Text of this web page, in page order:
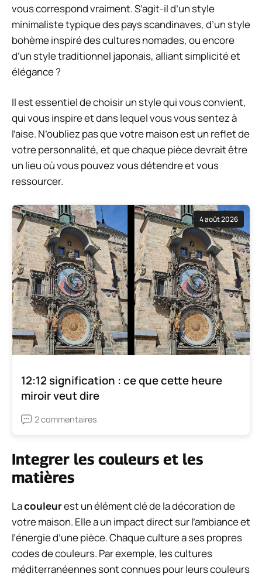
vous correspond vraiment. S’agit-il d’un style
minimaliste typique des pays scandinaves, d’un style
bohème inspiré des cultures nomades, ou encore
d’un style traditionnel japonais, alliant simplicité et
élégance ?
Il est essentiel de choisir un style qui vous convient,
qui vous inspire et dans lequel vous vous sentez à
l’aise. N’oubliez pas que votre maison est un reflet de
votre personnalité, et que chaque pièce devrait être
un lieu où vous pouvez vous détendre et vous
ressourcer.
4 août 2026
12:12 signification : ce que cette heure
miroir veut dire
2 commentaires
Integrer les couleurs et les
matières
Lacouleurest un élément clé de la décoration de
votre maison. Elle a un impact direct sur l’ambiance et
l’énergie d’une pièce. Chaque culture a ses propres
codes de couleurs. Par exemple, les cultures
méditerranéennes sont connues pour leurs couleurs